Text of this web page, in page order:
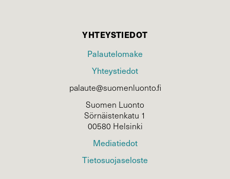
YHTEYSTIEDOT
Palautelomake
Yhteystiedot
palaute@suomenluonto.fi
Suomen Luonto
Sörnäistenkatu 1
00580 Helsinki
Mediatiedot
Tietosuojaseloste